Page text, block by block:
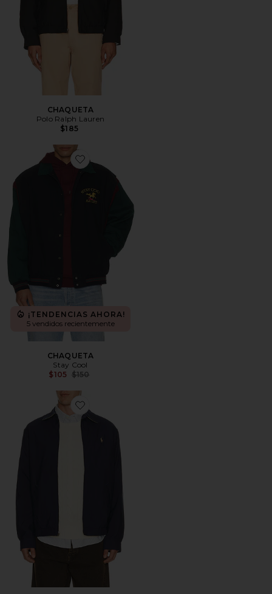
CHAQUETA
Polo Ralph Lauren
$185
Favorite CHAQUETA
¡TENDENCIAS AHORA!
5 vendidos recientemente
CHAQUETA
Stay Cool
$105 Previous price:
$150
Favorite CORTAVIENTOS